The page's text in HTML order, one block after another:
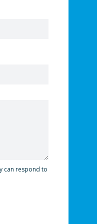
can respond to